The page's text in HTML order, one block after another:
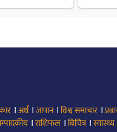
।अर्थ।जापान।विश्व समाचार ।
।राशिफल ।बिचित्र।स्वास्थ्य